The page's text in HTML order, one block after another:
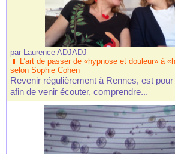
par Laurence ADJADJ
L’art de passer de «hypnose et douleur» à
selon Sophie Cohen
Revenir régulièrement à Rennes, est
afin de venir écouter, comprendre...